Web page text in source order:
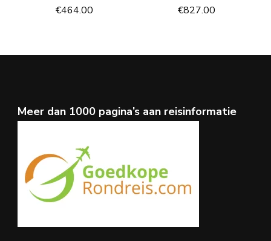
€464.00
€827.00
Meer dan 1000 pagina’s aan reisinformatie